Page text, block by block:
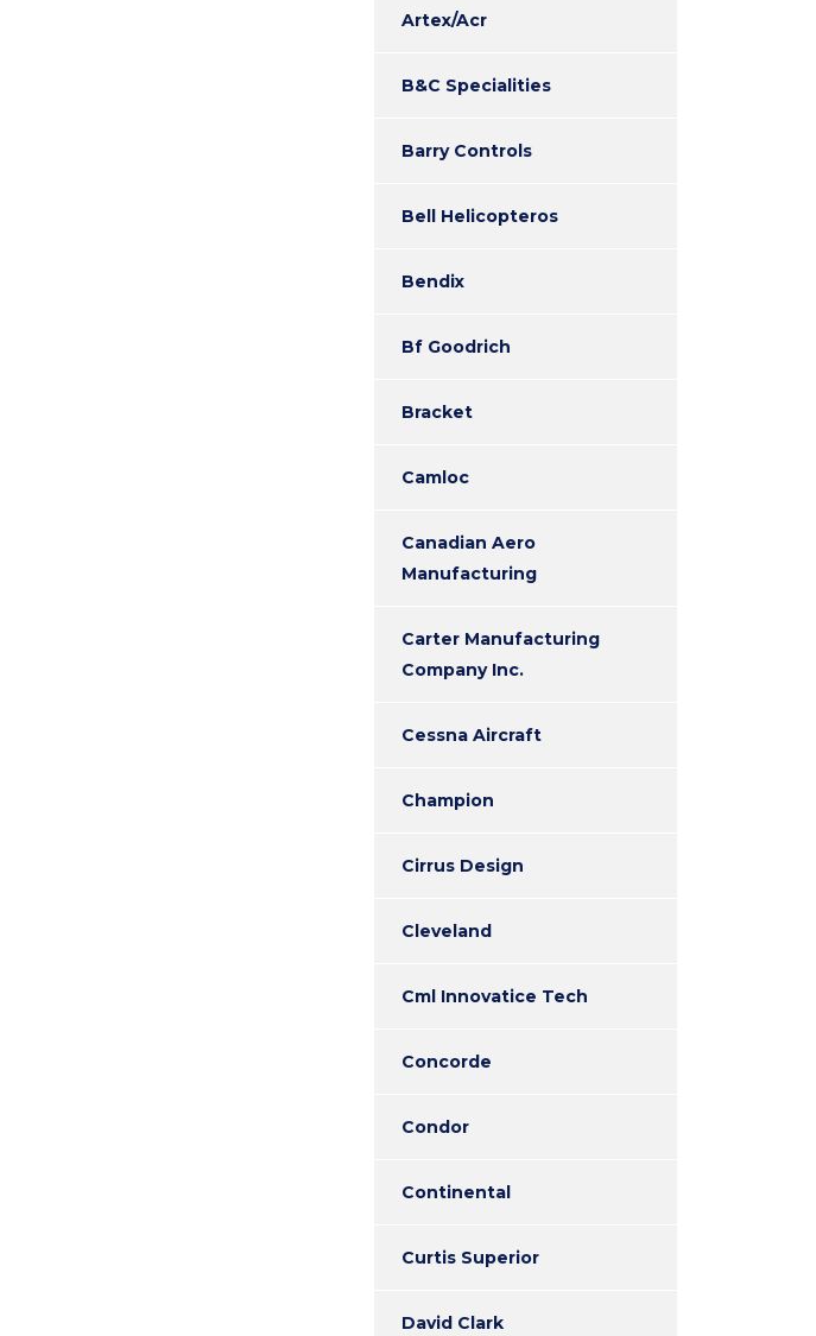
Artex/Acr
B&C Specialities
Barry Controls
Bell Helicopteros
Bendix
Bf Goodrich
Bracket
Camloc
Canadian Aero
Manufacturing
Carter Manufacturing
Company Inc.
Cessna Aircraft
Champion
Cirrus Design
Cleveland
Cml Innovatice Tech
Concorde
Condor
Continental
Curtis Superior
David Clark